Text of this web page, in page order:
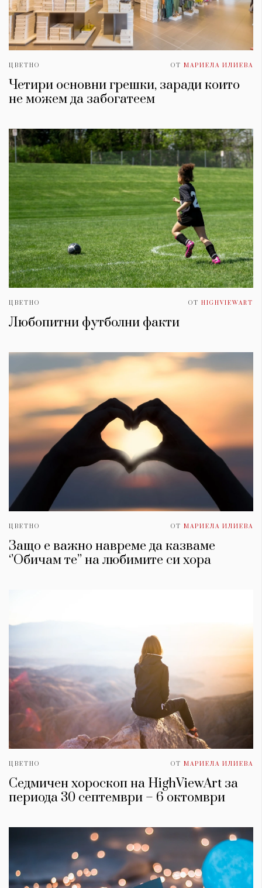
ЦВЕТНО ОТ МАРИЕЛА ИЛИЕВА
Четири основни грешки, заради които
не можем да забогатеем
ЦВЕТНО ОТ HIGHVIEWART
Любопитни футболни факти
ЦВЕТНО ОТ МАРИЕЛА ИЛИЕВА
Защо е важно навреме да казваме
‘’Обичам те’’ на любимите си хора
ЦВЕТНО ОТ МАРИЕЛА ИЛИЕВА
Седмичен хороскоп на HighViewArt за
периода 30 септември – 6 октомври